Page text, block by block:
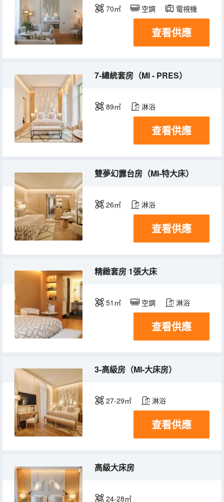
70㎡ 空調 電視機
查看供應
7-總統套房（MI - PRES）
89㎡ 淋浴
查看供應
雙夢幻露台房（MI-特大床）
26㎡ 淋浴
查看供應
精緻套房 1張大床
51㎡ 空調 淋浴
查看供應
3-高級房（MI-大床房）
27-29㎡ 淋浴
查看供應
高級大床房
24-28㎡